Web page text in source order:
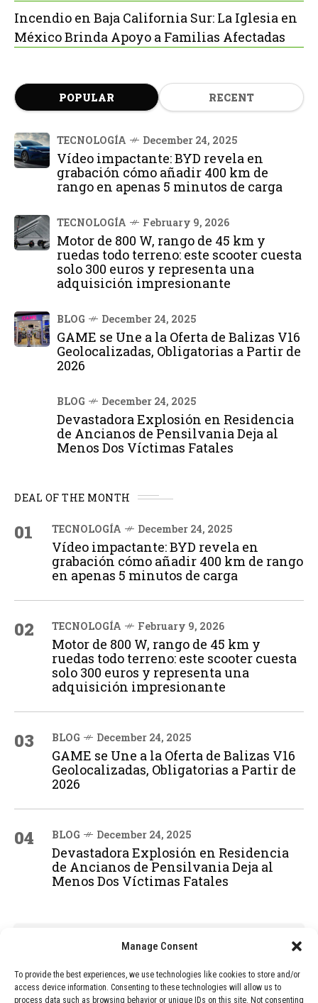
Manage Consent
To provide the best experiences, we use technologies like cookies to store and/or
access device information. Consenting to these technologies will allow us to
process data such as browsing behavior or unique IDs on this site. Not consenting
Incendio en Baja California Sur: La Iglesia en
México Brinda Apoyo a Familias Afectadas
POPULAR RECENT
TECNOLOGÍA December 24, 2025
Vídeo impactante: BYD revela en
grabación cómo añadir 400 km de
rango en apenas 5 minutos de carga
TECNOLOGÍA February 9, 2026
Motor de 800 W, rango de 45 km y
ruedas todo terreno: este scooter cuesta
solo 300 euros y representa una
adquisición impresionante
BLOG December 24, 2025
GAME se Une a la Oferta de Balizas V16
Geolocalizadas, Obligatorias a Partir de
2026
BLOG December 24, 2025
Devastadora Explosión en Residencia
de Ancianos de Pensilvania Deja al
Menos Dos Víctimas Fatales
DEAL OF THE MONTH
01 TECNOLOGÍA December 24, 2025
Vídeo impactante: BYD revela en
grabación cómo añadir 400 km de rango
en apenas 5 minutos de carga
02 TECNOLOGÍA February 9, 2026
Motor de 800 W, rango de 45 km y
ruedas todo terreno: este scooter cuesta
solo 300 euros y representa una
adquisición impresionante
03 BLOG December 24, 2025
GAME se Une a la Oferta de Balizas V16
Geolocalizadas, Obligatorias a Partir de
2026
04 BLOG December 24, 2025
Devastadora Explosión en Residencia
de Ancianos de Pensilvania Deja al
Menos Dos Víctimas Fatales